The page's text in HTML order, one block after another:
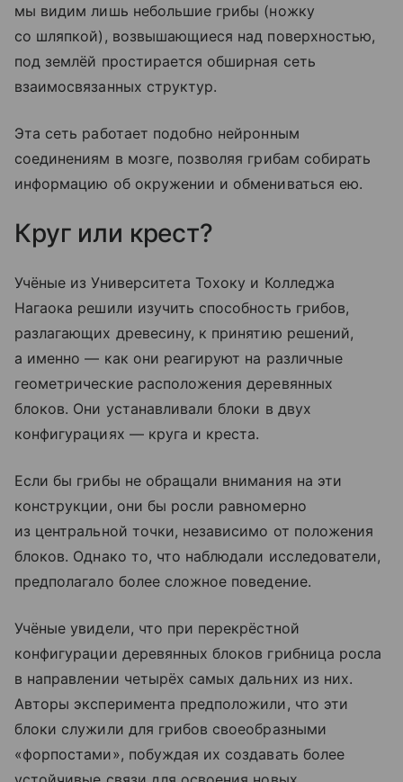
мы видим лишь небольшие грибы (ножку
со шляпкой), возвышающиеся над поверхностью,
под землёй простирается обширная сеть
взаимосвязанных структур.
Эта сеть работает подобно нейронным
соединениям в мозге, позволяя грибам собирать
информацию об окружении и обмениваться ею.
Круг или крест?
Учёные из Университета Тохоку и Колледжа
Нагаока решили изучить способность грибов,
разлагающих древесину, к принятию решений,
а именно — как они реагируют на различные
геометрические расположения деревянных
блоков. Они устанавливали блоки в двух
конфигурациях — круга и креста.
Если бы грибы не обращали внимания на эти
конструкции, они бы росли равномерно
из центральной точки, независимо от положения
блоков. Однако то, что наблюдали исследователи,
предполагало более сложное поведение.
Учёные увидели, что при перекрёстной
конфигурации деревянных блоков грибница росла
в направлении четырёх самых дальних из них.
Авторы эксперимента предположили, что эти
блоки служили для грибов своеобразными
«форпостами», побуждая их создавать более